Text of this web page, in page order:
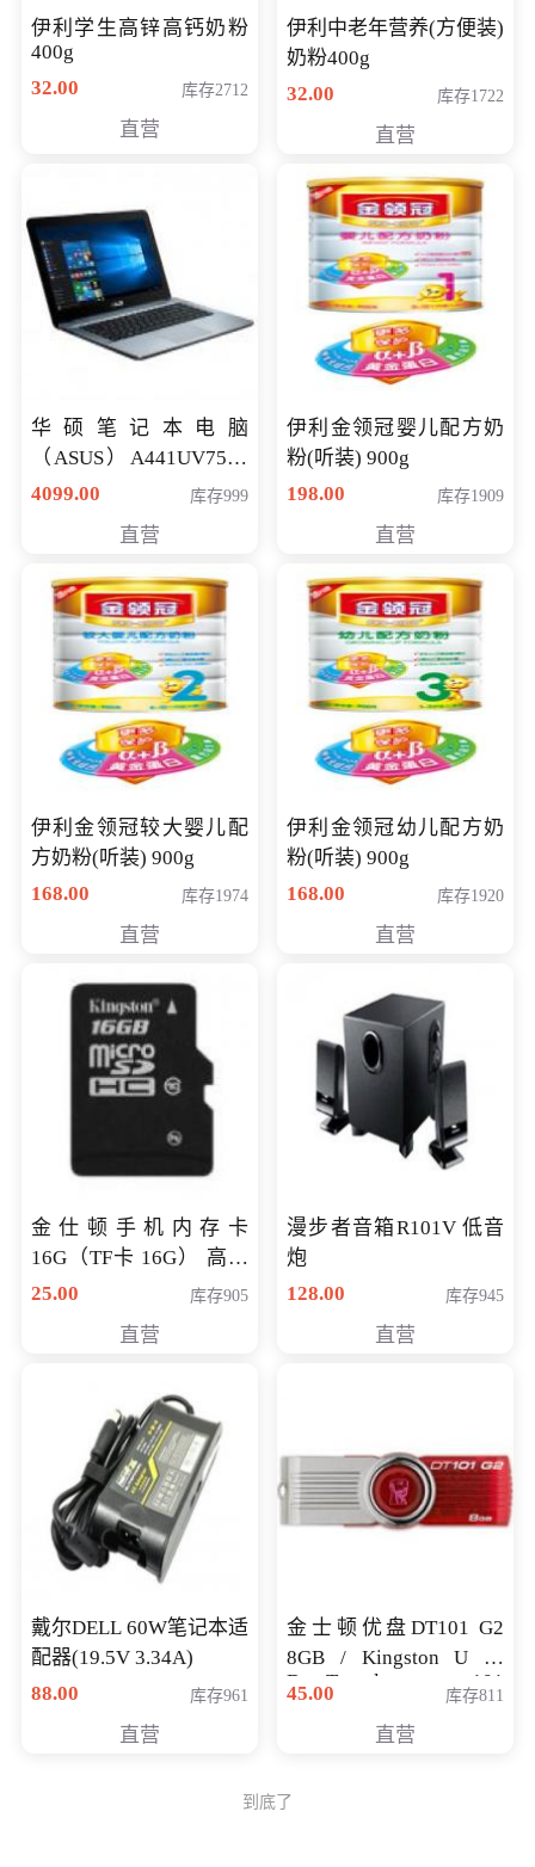
伊利学生高锌高钙奶粉
400g
32.00
库存2712
直营
伊利中老年营养(方便装)
奶粉400g
32.00
库存1722
直营
华硕笔记本电脑
（ASUS）A441UV7500
顽石（7代i7-7500U 4G
4099.00 库存999
直营
伊利金领冠婴儿配方奶
粉(听装) 900g
198.00
库存1909
直营
伊利金领冠较大婴儿配
方奶粉(听装) 900g
168.00
库存1974
直营
伊利金领冠幼儿配方奶
粉(听装) 900g
168.00
库存1920
直营
金仕顿手机内存卡
16G（TF卡 16G） 高速
卡 CLASS 10
25.00 库存905
直营
漫步者音箱R101V 低音
炮
128.00
库存945
直营
戴尔DELL 60W笔记本适
配器(19.5V 3.34A)
88.00
库存961
直营
金士顿优盘DT101 G2
8GB / Kingston U 盘
DataTraveler 101
Generati
45.00 库存811
直营
到底了